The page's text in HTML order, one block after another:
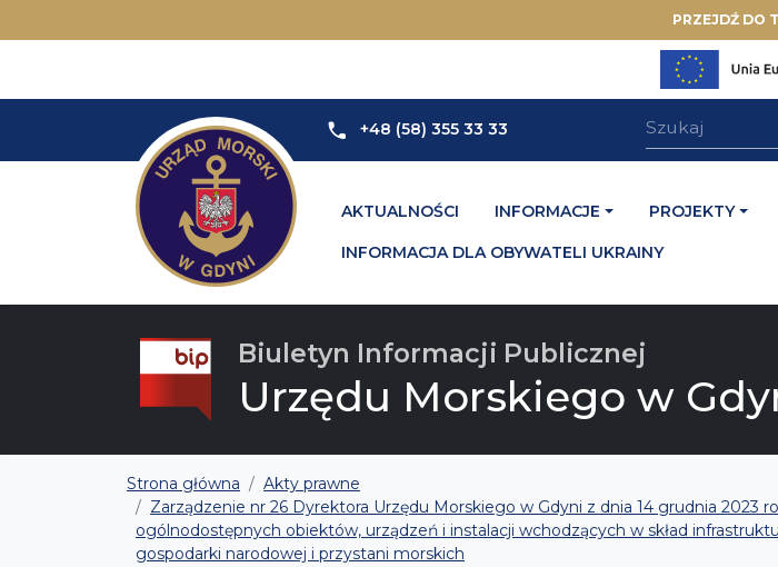
PRZEJDŹ DO
+48 (58) 355 33 33
AKTUALNOŚCI INFORMACJE PROJEKTY
INFORMACJA DLA OBYWATELI UKRAINY
Biuletyn Informacji Publicznej
Urzędu Morskiego w
Strona główna
Akty prawne
Zarządzenie nr 26 Dyrektora Urzędu Morskiego w Gdyni z dnia 14 grudnia
ogólnodostępnych obiektów, urządzeń i instalacji wchodzących w skład
gospodarki narodowej i przystani morskich